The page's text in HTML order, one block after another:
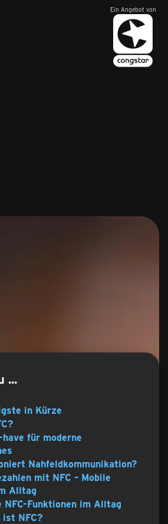
Ein Angebot von
...
in Kürze
have für moderne
Nahfeldkommunikation?
mit NFC – Mobile
Alltag
NFC-Funktionen im Alltag
ist NFC?